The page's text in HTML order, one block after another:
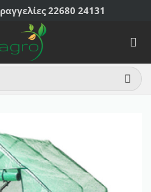
22680 24131